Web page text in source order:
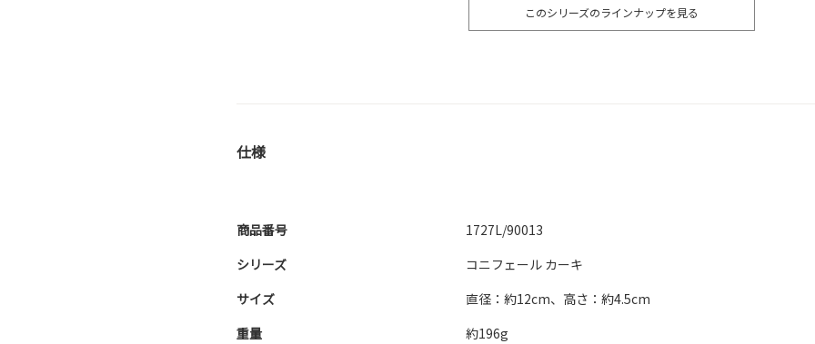
このシリーズのラインナップを見る
仕様
商品番号
1727L/90013
シリーズ
コニフェール カーキ
サイズ
直径：約12cm、高さ：約4.5cm
重量
約196g